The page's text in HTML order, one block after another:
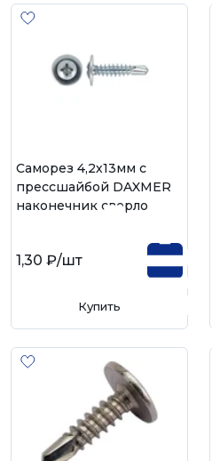
Саморез 4,2х13мм с
прессшайбой DAXMER
наконечник сверло
1,30 ₽/шт
Купить